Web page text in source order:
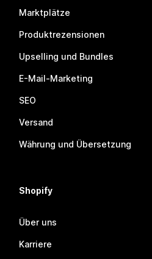
Marktplätze
Produktrezensionen
Upselling und Bundles
E-Mail-Marketing
SEO
Versand
Währung und Übersetzung
Shopify
Über uns
Karriere